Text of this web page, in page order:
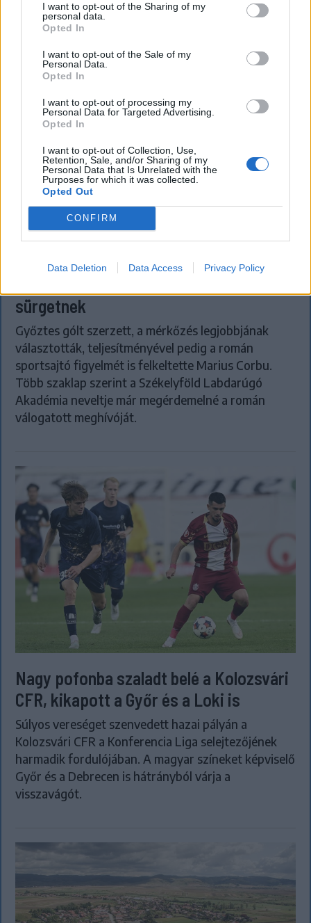
I want to opt-out of the Sharing of my
personal data.
Opted In
I want to opt-out of the Sale of my
Personal Data.
Opted In
I want to opt-out of processing my
Personal Data for Targeted Advertising.
Opted In
I want to opt-out of Collection, Use,
Retention, Sale, and/or Sharing of my
Personal Data that Is Unrelated with the
Purposes for which it was collected.
Opted Out
CONFIRM
Data Deletion Data Access Privacy Policy
AJÁNLJUK MÉG
Corbu góljától hangos a román és a
sürgetnek
Győztes gólt szerzett, a mérkőzés legjobbjának
választották, teljesítményével pedig a román
sportsajtó figyelmét is felkeltette Marius Corbu.
Több szaklap szerint a Székelyföld Labdarúgó
Akadémia neveltje már megérdemelné a román
válogatott meghívóját.
Nagy pofonba szaladt belé a Kolozsvári
CFR, kikapott a Győr és a Loki is
Súlyos vereséget szenvedett hazai pályán a
Kolozsvári CFR a Konferencia Liga selejtezőjének
harmadik fordulójában. A magyar színeket képviselő
Győr és a Debrecen is hátrányból várja a
visszavágót.